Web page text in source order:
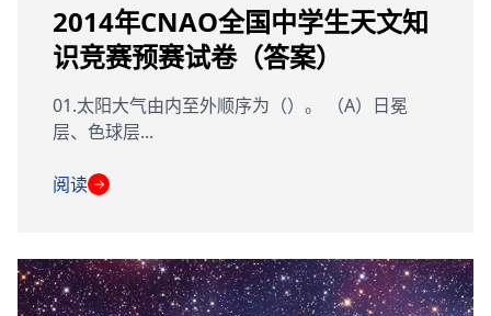
2014年CNAO全国中学生天文知
识竞赛预赛试卷（答案）
01.太阳大气由内至外顺序为（）。 （A）日冕
层、色球层...
阅读 →